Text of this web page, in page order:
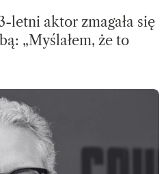
letni aktor zmagała się
„Myślałem, że to